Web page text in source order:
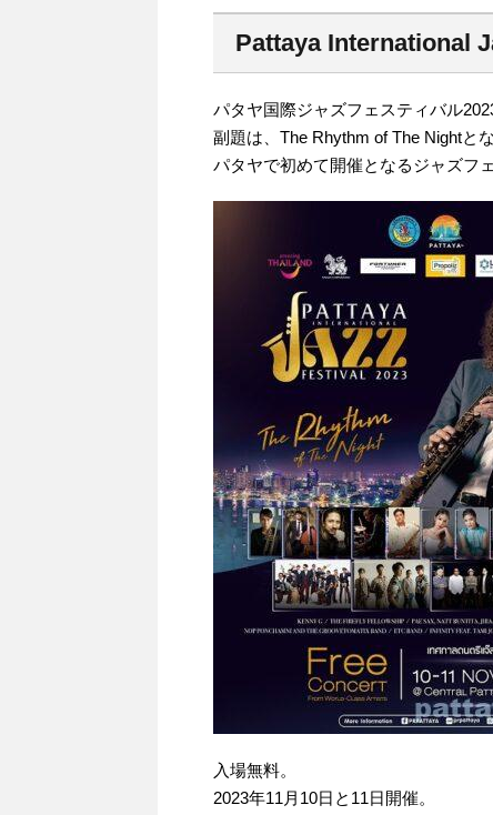
Pattaya International
パタヤ国際ジャズフェスティバル2023
副題は、The Rhythm of The Nightと
パタヤで初めて開催となるジャズフ
入場無料。
2023年11月10日と11日開催。